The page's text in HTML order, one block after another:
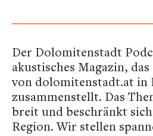
Der Dolomitenstadt
akustisches Magazin,
von dolomitenstadt.at in
zusammenstellt. Das
breit und beschränkt
Region. Wir stellen